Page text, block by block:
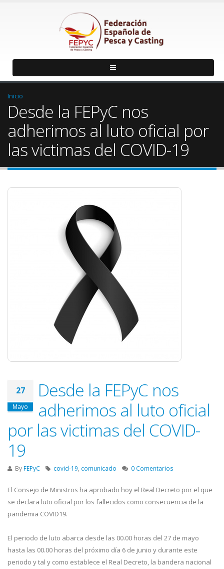
Inicio
Desde la FEPyC nos
adherimos al luto oficial por
las victimas del COVID-19
27
Mayo
Desde la FEPyC nos
adherimos al luto oficial
por las victimas del COVID-
19
By FEPyC covid-19 comunicado 0 Comentarios
El Consejo de Ministros ha aprobado hoy el Real Decreto por el que
se declara luto oficial por los fallecidos como consecuencia de la
pandemia COVID19.
El periodo de luto abarca desde las 00.00 horas del 27 de mayo
hasta las 00.00 horas del próximo día 6 de junio y durante este
periodo y tal y como establece el Real Decreto, la bandera nacional